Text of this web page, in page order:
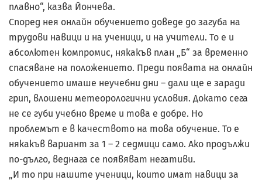
плавно“, казва Йончева.
Според нея онлайн обучението доведе до загуба на
трудови навици и на ученици, и на учители. То е и
абсолютен компромис, някакъв план „Б“ за временно
спасяване на положението. Преди появата на онлайн
обучението имаше неучебни дни – дали ще е заради
грип, влошени метеорологични условия. Докато сега
не се губи учебно време и това е добре. Но
проблемът е в качеството на това обучение. То е
някакъв вариант за 1 – 2 седмици само. Ако продължи
по-дълго, веднага се появяват негативи.
„И то при нашите ученици, които имат навици за